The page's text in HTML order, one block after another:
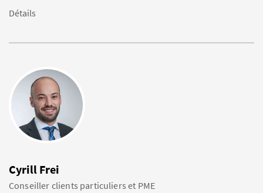
Détails
Cyrill Frei
Conseiller clients particuliers et PME